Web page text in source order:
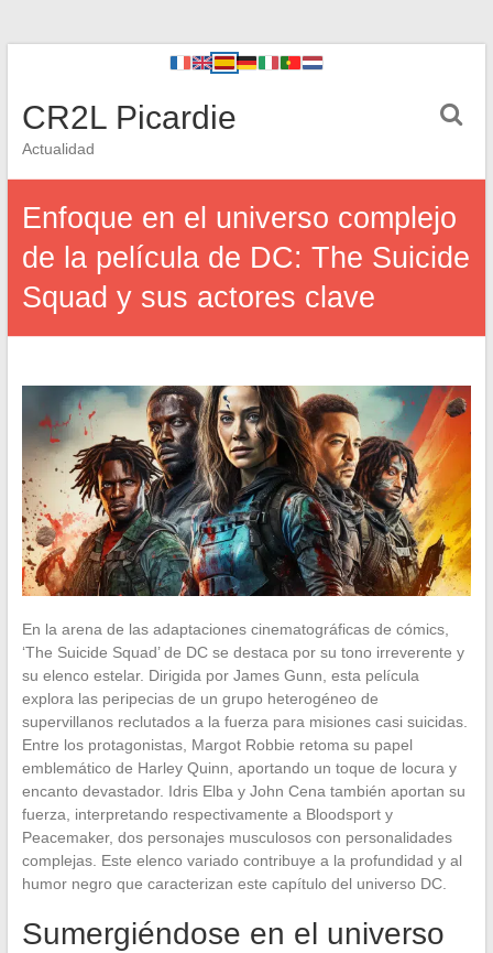
CR2L Picardie
Actualidad
Enfoque en el universo complejo
de la película de DC: The Suicide
Squad y sus actores clave
En la arena de las adaptaciones cinematográficas de cómics,
‘The Suicide Squad’ de DC se destaca por su tono irreverente y
su elenco estelar. Dirigida por James Gunn, esta película
explora las peripecias de un grupo heterogéneo de
supervillanos reclutados a la fuerza para misiones casi suicidas.
Entre los protagonistas, Margot Robbie retoma su papel
emblemático de Harley Quinn, aportando un toque de locura y
encanto devastador. Idris Elba y John Cena también aportan su
fuerza, interpretando respectivamente a Bloodsport y
Peacemaker, dos personajes musculosos con personalidades
complejas. Este elenco variado contribuye a la profundidad y al
humor negro que caracterizan este capítulo del universo DC.
Sumergiéndose en el universo